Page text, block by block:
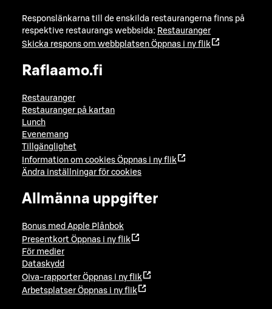
Responslänkarna till de enskilda restaurangerna finns på
respektive restaurangs webbsida: Restauranger
Skicka respons om webbplatsen Öppnas i ny flik
Raflaamo.fi
Restauranger
Restauranger på kartan
Lunch
Evenemang
Tillgänglighet
Information om cookies Öppnas i ny flik
Ändra inställningar för cookies
Allmänna uppgifter
Bonus med Apple Plånbok
Presentkort Öppnas i ny flik
För medier
Dataskydd
Oiva-rapporter Öppnas i ny flik
Arbetsplatser Öppnas i ny flik